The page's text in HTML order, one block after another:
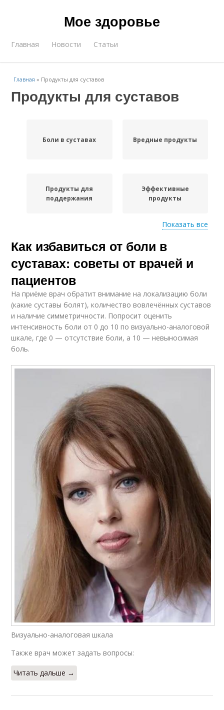
Мое здоровье
Главная Новости Статьи
Главная » Продукты для суставов
Продукты для суставов
Боли в суставах Вредные продукты
Продукты для
поддержания
Эффективные
продукты
Продукт для
здоровья
Жиров для суставов
Разрешенные
продукты
Запрещенные
продукты
Показать все
Как избавиться от боли в
суставах: советы от врачей и
пациентов
На приёме врач обратит внимание на локализацию боли
(какие суставы болят), количество вовлечённых суставов
и наличие симметричности. Попросит оценить
интенсивность боли от 0 до 10 по визуально-аналоговой
шкале, где 0 — отсутствие боли, а 10 — невыносимая
боль.
Визуально-аналоговая шкала
Также врач может задать вопросы:
Читать дальше →